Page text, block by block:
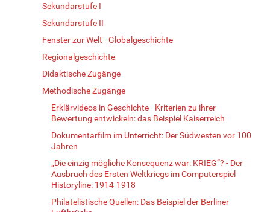
Sekundarstufe I
Sekundarstufe II
Fenster zur Welt - Globalgeschichte
Regionalgeschichte
Didaktische Zugänge
Methodische Zugänge
Erklärvideos in Geschichte - Kriterien zu ihrer
Bewertung entwickeln: das Beispiel Kaiserreich
Dokumentarfilm im Unterricht: Der Südwesten vor 100
Jahren
„Die einzig mögliche Konsequenz war: KRIEG“? - Der
Ausbruch des Ersten Weltkriegs im Computerspiel
Historyline: 1914-1918
Philatelistische Quellen: Das Beispiel der Berliner